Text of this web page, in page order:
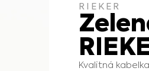
RIEKER
Kvalitná